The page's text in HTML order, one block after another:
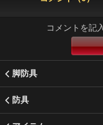
コメントを記
脚防具
防具